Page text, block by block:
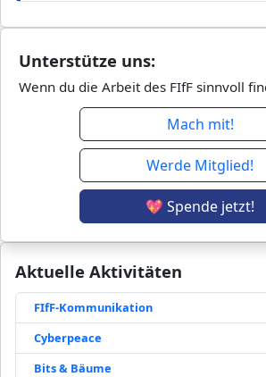
Aktuelle Aktivitäten
FIfF-Kommunikation
Cyberpeace
Bits & Bäume
Unterstütze uns:
Wenn du die Arbeit des FIfF sinnvoll
Mach mit!
Werde Mitglied!
💖 Spende jetzt!